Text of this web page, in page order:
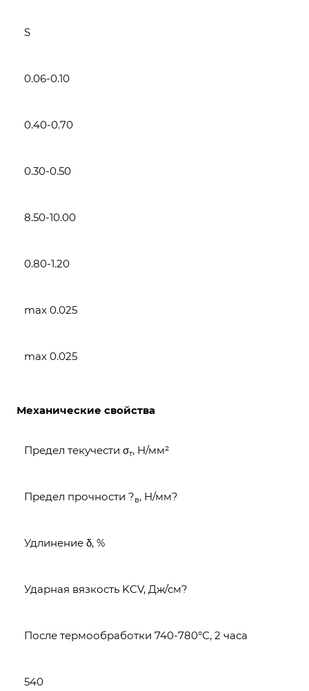
S
0.06-0.10
0.40-0.70
0.30-0.50
8.50-10.00
0.80-1.20
max 0.025
max 0.025
Механические свойства
Предел текучести σт, Н/мм²
Предел прочности ?в, Н/мм?
Удлинение δ, %
Ударная вязкость KCV, Дж/см?
После термообработки 740-780°С, 2 часа
540